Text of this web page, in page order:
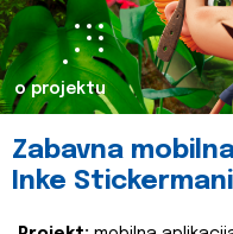
o projektu
Zabavna
Inke